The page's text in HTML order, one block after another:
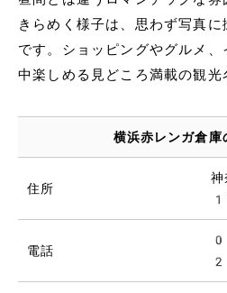
きらめく様子は、思わず写真
です。ショッピングやグルメ
中楽しめる見どころ満載の観光
横浜赤レンガ倉庫
住所
神
1
電話
2